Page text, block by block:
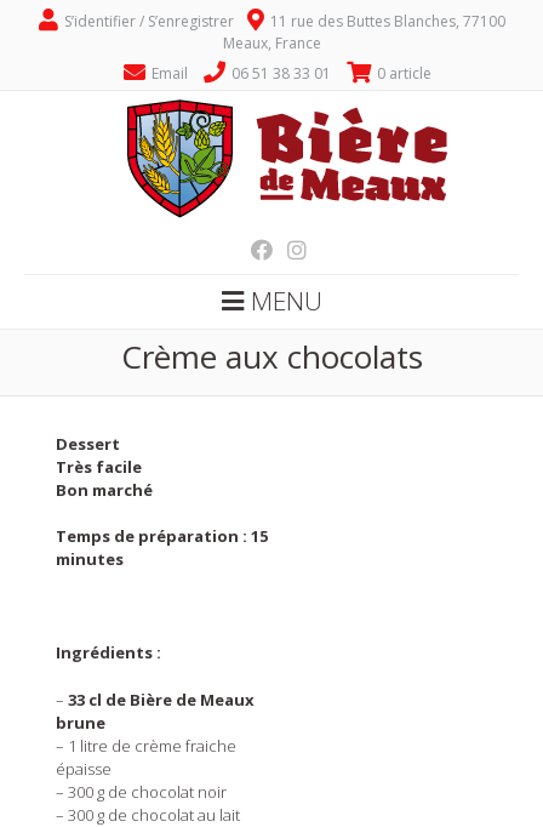
S’identifier / S’enregistrer
11 rue des Buttes Blanches, 77100
Meaux, France
Email
06 51 38 33 01 0 article
MENU
Crème aux chocolats
Dessert
Très facile
Bon marché
Temps de préparation : 15
minutes
Ingrédients :
– 33 cl de Bière de Meaux
brune
– 1 litre de crème fraiche
épaisse
– 300 g de chocolat noir
– 300 g de chocolat au lait